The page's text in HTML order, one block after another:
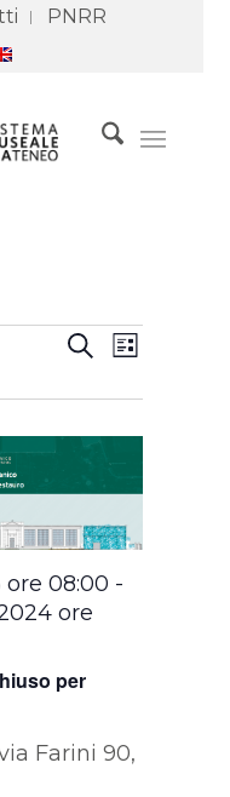
PNRR
Eventi
Ricerca
Navigazione
CercaEvento
Viste
Lista
per
08:00 -
ore
Farini 90,